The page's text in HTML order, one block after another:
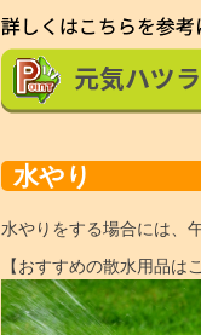
水やり
水やりをする場合には、
【おすすめの散水用品は